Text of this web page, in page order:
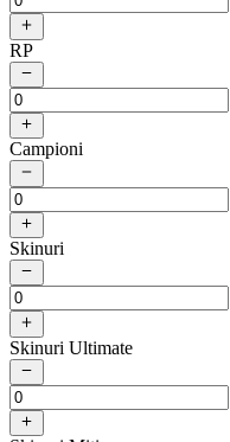
RP
Campioni
Skinuri
Skinuri Ultimate